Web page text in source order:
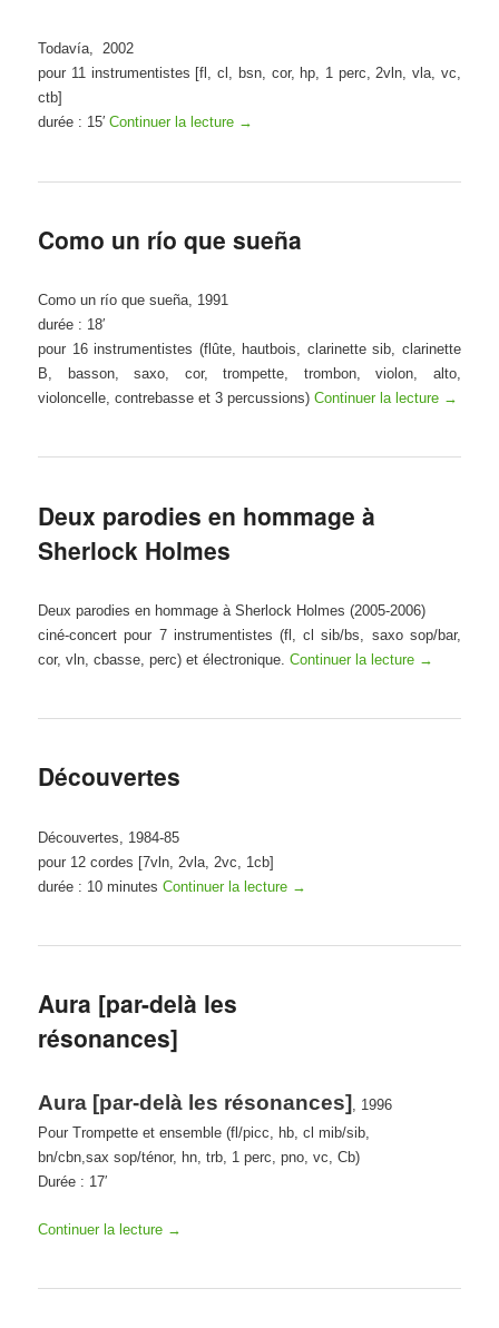
Todavía, 2002
pour 11 instrumentistes [fl, cl, bsn, cor, hp, 1 perc, 2vln, vla, vc,
ctb]
durée : 15′Continuer la lecture →
Como un río que sueña
Como un río que sueña, 1991
durée : 18′
pour 16 instrumentistes (flûte, hautbois, clarinette sib, clarinette
B, basson, saxo, cor, trompette, trombon, violon, alto,
violoncelle, contrebasse et 3 percussions) Continuer la lecture →
Deux parodies en hommage à
Sherlock Holmes
Deux parodies en hommage à Sherlock Holmes (2005-2006)
ciné-concert pour 7 instrumentistes (fl, cl sib/bs, saxo sop/bar,
cor, vln, cbasse, perc) et électronique.Continuer la lecture →
Découvertes
Découvertes, 1984-85
pour 12 cordes [7vln, 2vla, 2vc, 1cb]
durée : 10 minutesContinuer la lecture →
Aura [par-delà les
résonances]
Aura [par-delà les résonances] , 1996
Pour Trompette et ensemble (fl/picc, hb, cl mib/sib,
bn/cbn,sax sop/ténor, hn, trb, 1 perc, pno, vc, Cb)
Durée : 17′
Continuer la lecture →